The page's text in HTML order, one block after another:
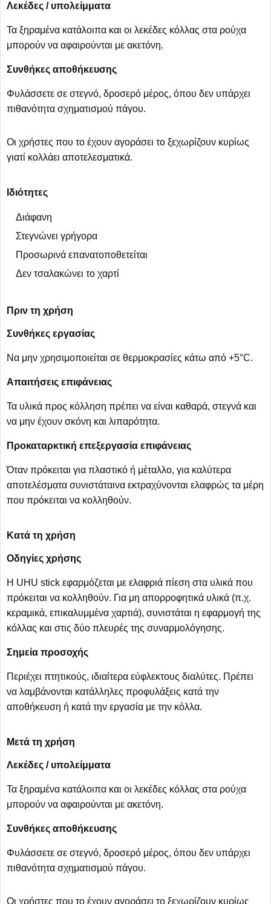
Λεκέδες / υπολείμματα
Τα ξηραμένα κατάλοιπα και οι λεκέδες κόλλας στα ρούχα
μπορούν να αφαιρούνται με ακετόνη.
Συνθήκες αποθήκευσης
Φυλάσσετε σε στεγνό, δροσερό μέρος, όπου δεν υπάρχει
πιθανότητα σχηματισμού πάγου.
Οι χρήστες που το έχουν αγοράσει το ξεχωρίζουν κυρίως
γιατί κολλάει αποτελεσματικά.
Ιδιότητες
Διάφανη
Στεγνώνει γρήγορα
Προσωρινά επανατοποθετείται
Δεν τσαλακώνει το χαρτί
Πριν τη χρήση
Συνθήκες εργασίας
Να μην χρησιμοποιείται σε θερμοκρασίες κάτω από +5°C.
Απαιτήσεις επιφάνειας
Τα υλικά προς κόλληση πρέπει να είναι καθαρά, στεγνά και
να μην έχουν σκόνη και λιπαρότητα.
Προκαταρκτική επεξεργασία επιφάνειας
Όταν πρόκειται για πλαστικό ή μέταλλο, για καλύτερα
αποτελέσματα συνιστάταινα εκτραχύνονται ελαφρώς τα μέρη
που πρόκειται να κολληθούν.
Κατά τη χρήση
Οδηγίες χρήσης
Η UHU stick εφαρμόζεται με ελαφριά πίεση στα υλικά που
πρόκειται να κολληθούν. Για μη απορροφητικά υλικά (π.χ.
κεραμικά, επικαλυμμένα χαρτιά), συνιστάται η εφαρμογή της
κόλλας και στις δύο πλευρές της συναρμολόγησης.
Σημεία προσοχής
Περιέχει πτητικούς, ιδιαίτερα εύφλεκτους διαλύτες. Πρέπει
να λαμβάνονται κατάλληλες προφυλάξεις κατά την
αποθήκευση ή κατά την εργασία με την κόλλα.
Μετά τη χρήση
Λεκέδες / υπολείμματα
Τα ξηραμένα κατάλοιπα και οι λεκέδες κόλλας στα ρούχα
μπορούν να αφαιρούνται με ακετόνη.
Συνθήκες αποθήκευσης
Φυλάσσετε σε στεγνό, δροσερό μέρος, όπου δεν υπάρχει
πιθανότητα σχηματισμού πάγου.
Οι χρήστες που το έχουν αγοράσει το ξεχωρίζουν κυρίως